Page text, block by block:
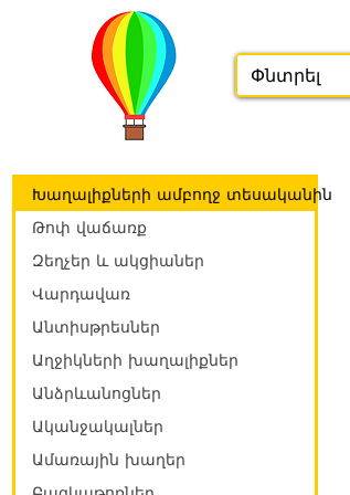
Խաղալիքների ամբողջ տեսականին
Թոփ վաճառք
Զեղչեր և ակցիաներ
Վարդավառ
Անտիսթրեսներ
Աղջիկների խաղալիքներ
Անձրևանոցներ
Ականջակալներ
Ամառային խաղեր